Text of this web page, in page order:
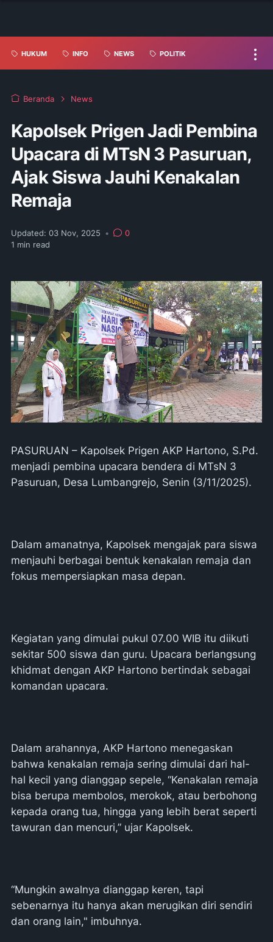
HUKUM INFO NEWS POLITIK
Beranda News
Kapolsek Prigen Jadi Pembina
Upacara di MTsN 3 Pasuruan,
Ajak Siswa Jauhi Kenakalan
Remaja
Updated: 03 Nov, 2025 •
0
1 min read
PASURUAN – Kapolsek Prigen AKP Hartono, S.Pd.
menjadi pembina upacara bendera di MTsN 3
Pasuruan, Desa Lumbangrejo, Senin (3/11/2025).
Dalam amanatnya, Kapolsek mengajak para siswa
menjauhi berbagai bentuk kenakalan remaja dan
fokus mempersiapkan masa depan.
Kegiatan yang dimulai pukul 07.00 WIB itu diikuti
sekitar 500 siswa dan guru. Upacara berlangsung
khidmat dengan AKP Hartono bertindak sebagai
komandan upacara.
Dalam arahannya, AKP Hartono menegaskan
bahwa kenakalan remaja sering dimulai dari hal-
hal kecil yang dianggap sepele, “Kenakalan remaja
bisa berupa membolos, merokok, atau berbohong
kepada orang tua, hingga yang lebih berat seperti
tawuran dan mencuri,” ujar Kapolsek.
“Mungkin awalnya dianggap keren, tapi
sebenarnya itu hanya akan merugikan diri sendiri
dan orang lain," imbuhnya.